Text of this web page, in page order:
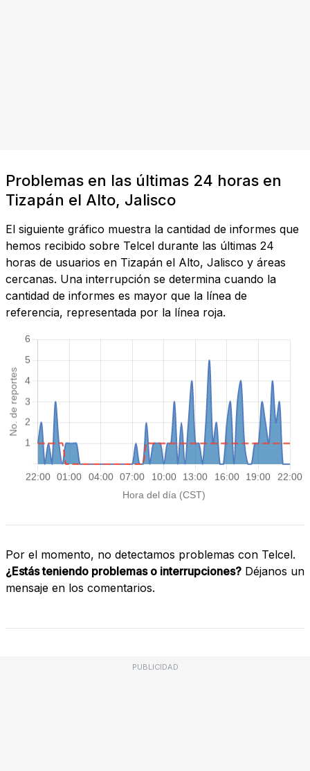
Problemas en las últimas 24 horas en
Tizapán el Alto, Jalisco
El siguiente gráfico muestra la cantidad de informes que
hemos recibido sobre Telcel durante las últimas 24
horas de usuarios en Tizapán el Alto, Jalisco y áreas
cercanas. Una interrupción se determina cuando la
cantidad de informes es mayor que la línea de
referencia, representada por la línea roja.
Por el momento, no detectamos problemas con Telcel.
¿Estás teniendo problemas o interrupciones? Déjanos un
mensaje en los comentarios.
PUBLICIDAD